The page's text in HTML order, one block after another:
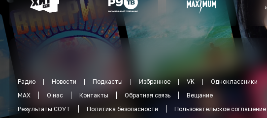
Радио Новости Подкасты Избранное VK
Одноклассники
MAX
О нас Контакты Обратная связь
Вещание
Результаты СОУТ
Политика безопасности Пользовательское соглашение